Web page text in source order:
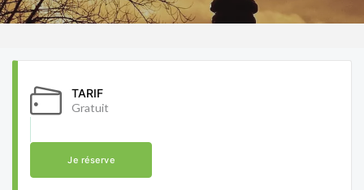
TARIF
Gratuit
Je réserve